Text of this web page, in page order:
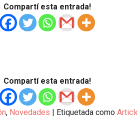
Compartí esta entrada!
Compartí esta entrada!
, Novedades | Etiquetada como